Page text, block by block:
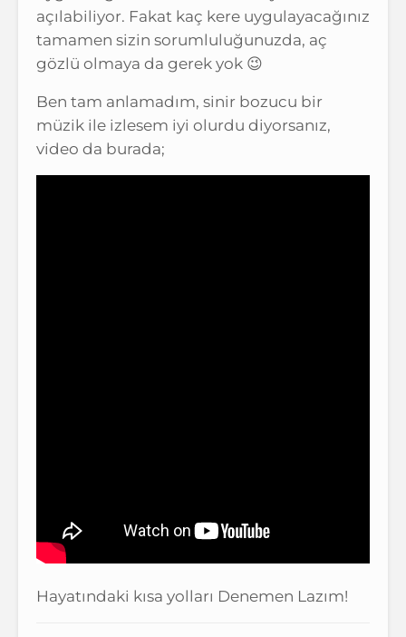
açılabiliyor. Fakat kaç kere uygulayacağınız
tamamen sizin sorumluluğunuzda, aç
gözlü olmaya da gerek yok 😉
Ben tam anlamadım, sinir bozucu bir
müzik ile izlesem iyi olurdu diyorsanız,
video da burada;
Hayatındaki kısa yolları Denemen Lazım!